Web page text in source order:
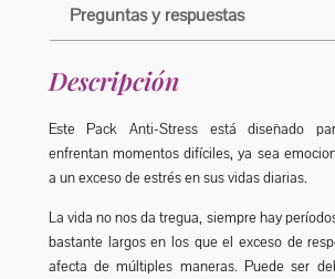
$
.
9
0
0
n
i
a
d
Preguntas y respuestas
Descripción
Este Pack Anti-Stress está diseñado
enfrentan momentos difíciles, ya sea
a un exceso de estrés en sus vidas diarias.
La vida no nos da tregua, siempre hay
bastante largos en los que el exceso de
afecta de múltiples maneras. Puede ser